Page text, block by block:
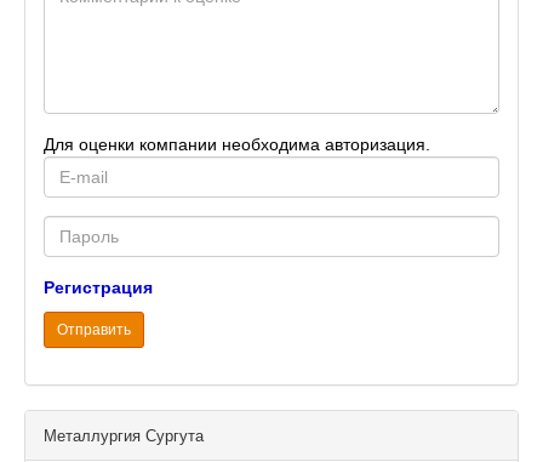
Для оценки компании необходима авторизация.
mail
Password
Регистрация
Отправить
Металлургия Сургута